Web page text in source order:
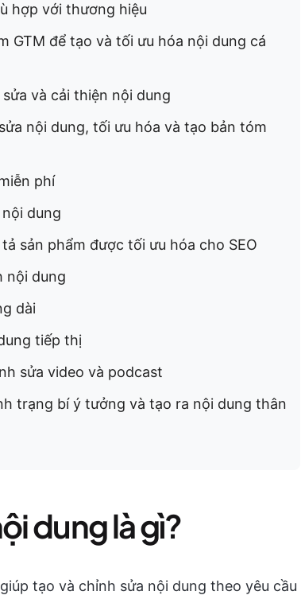
hợp với thương hiệu
GTM để tạo và tối ưu hóa nội dung cá
và cải thiện nội dung
nội dung, tối ưu hóa và tạo bản tóm
phí
dung
sản phẩm được tối ưu hóa cho SEO
nội dung
dài
tiếp thị
sửa video và podcast
trạng bí ý tưởng và tạo ra nội dung thân
dung là gì?
tạo và chỉnh sửa nội dung theo yêu cầu